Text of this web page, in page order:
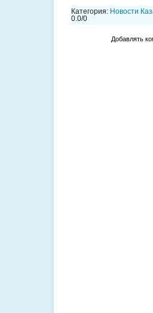
Категория: Новости
0.0/0
Добавлять